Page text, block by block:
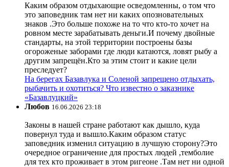
Каким образом отдыхающие осведомленны, о том что
это заповедник там нет ни каких опозновательных
знаков .Это больше похоже на то что кто-то хочет на
ровном месте зарабатывать деньги.И почему двойные
стандарты, на этой территории построены базы
огороженые заборами где люди катаются, ловят рыбу а
другим запрещён.Кто за этим стоит и какие цели
преследует?
На берегах Базавлука и Соленой запрещено отдыхать,
рыбачить и охотиться? Что известно о заказнике
«Базавлуцкий»
Любов 16.06.2026 23:18
Законы в нашей стране работают как дышло, куда
повернул туда и вышло.Каким образом статус
заповедник изменил ситуацию в лучшую сторону?Это
очередное ограничение для простых людей ,темболие
для тех кто проживает в этом ригеоне .Там нет ни одной